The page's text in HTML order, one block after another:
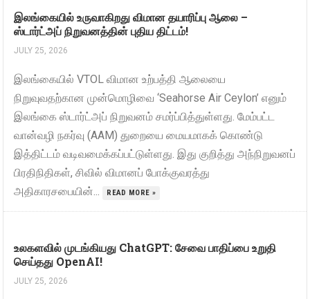
இலங்கையில் உருவாகிறது விமான தயாரிப்பு ஆலை –
ஸ்டார்ட்அப் நிறுவனத்தின் புதிய திட்டம்!
JULY 25, 2026
இலங்கையில் VTOL விமான உற்பத்தி ஆலையை
நிறுவுவதற்கான முன்மொழிவை ‘Seahorse Air Ceylon’ எனும்
இலங்கை ஸ்டார்ட்அப் நிறுவனம் சமர்ப்பித்துள்ளது. மேம்பட்ட
வான்வழி நகர்வு (AAM) துறையை மையமாகக் கொண்டு
இத்திட்டம் வடிவமைக்கப்பட்டுள்ளது. இது குறித்து அந்நிறுவனப்
பிரதிநிதிகள், சிவில் விமானப் போக்குவரத்து
அதிகாரசபையின்...
READ MORE »
உலகளவில் முடங்கியது ChatGPT: சேவை பாதிப்பை உறுதி
செய்தது OpenAI!
JULY 25, 2026